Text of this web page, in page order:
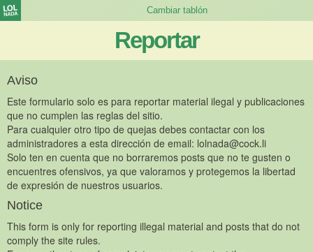
Reportar
Aviso
Este formulario solo es para reportar material ilegal y publicaciones
que no cumplen las reglas del sitio.
Para cualquier otro tipo de quejas debes contactar con los
administradores a esta dirección de email: lolnada@cock.li
Solo ten en cuenta que no borraremos posts que no te gusten o
encuentres ofensivos, ya que valoramos y protegemos la libertad
de expresión de nuestros usuarios.
Notice
This form is only for reporting illegal material and posts that do not
comply the site rules.